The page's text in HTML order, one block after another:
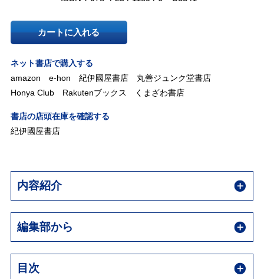
カートに入れる
ネット書店で購入する
amazon
e-hon 紀伊國屋書店
丸善ジュンク堂書店
Honya Club
Rakutenブックス くまざわ書店
書店の店頭在庫を確認する
紀伊國屋書店
内容紹介
編集部から
目次